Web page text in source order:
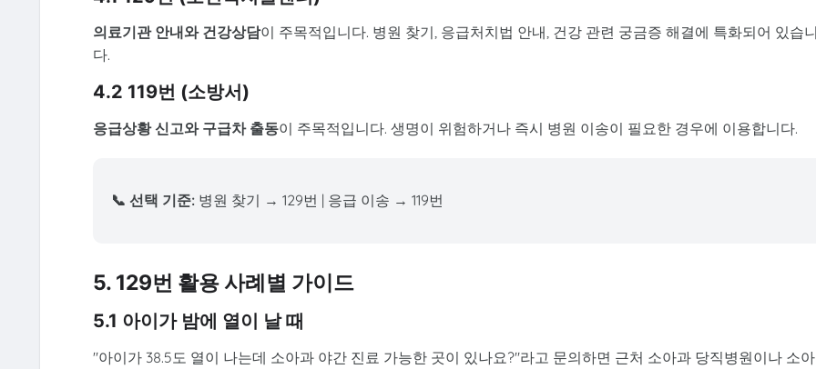
의료기관 안내와 건강상담이 주목적입니다. 병원 찾기, 응급처치법 안내, 건강 관련 궁금증 해결에 특화되어 있습
다.
4.2 119번 (소방서)
응급상황 신고와 구급차 출동이 주목적입니다. 생명이 위험하거나 즉시 병원 이송이 필요한 경우에 이용합니다.
📞 선택 기준:병원 찾기 → 129번 | 응급 이송 → 119번
5. 129번 활용 사례별 가이드
5.1 아이가 밤에 열이 날 때
"아이가 38.5도 열이 나는데 소아과 야간 진료 가능한 곳이 있나요?"라고 문의하면 근처 소아과 당직병원이나 소아